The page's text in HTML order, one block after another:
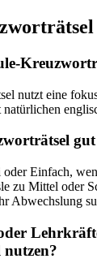
nutzt eine
Einfach,
zu Mittel oder
Abwechslung